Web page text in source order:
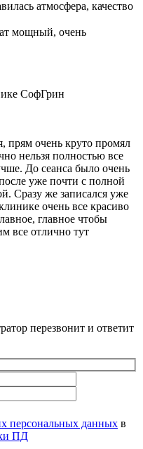
атмосфера, качество
мощный, очень
прям очень круто промял
нельзя полностью все
До сеанса было очень
уже почти с полной
Сразу же записался уже
очень все красиво
главное чтобы
все отлично тут
перезвонит и ответит
персональных данных в
ПД